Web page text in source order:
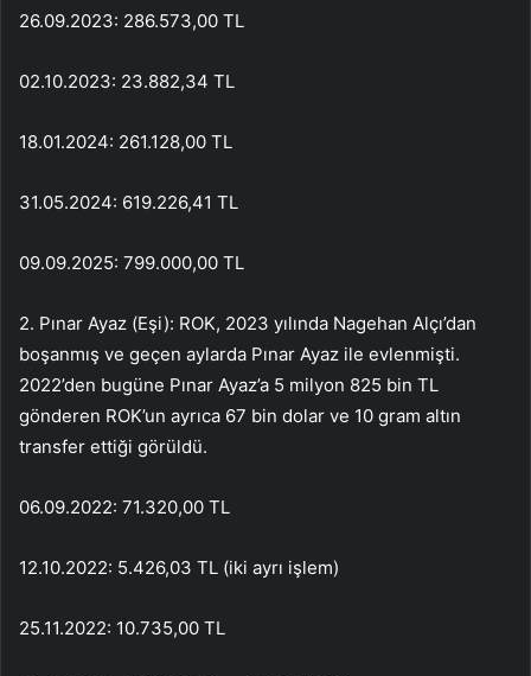
26.09.2023: 286.573,00 TL
02.10.2023: 23.882,34 TL
18.01.2024: 261.128,00 TL
31.05.2024: 619.226,41 TL
09.09.2025: 799.000,00 TL
2. Pınar Ayaz (Eşi): ROK, 2023 yılında Nagehan Alçı’dan
boşanmış ve geçen aylarda Pınar Ayaz ile evlenmişti.
2022’den bugüne Pınar Ayaz’a 5 milyon 825 bin TL
gönderen ROK’un ayrıca 67 bin dolar ve 10 gram altın
transfer ettiği görüldü.
06.09.2022: 71.320,00 TL
12.10.2022: 5.426,03 TL (iki ayrı işlem)
25.11.2022: 10.735,00 TL